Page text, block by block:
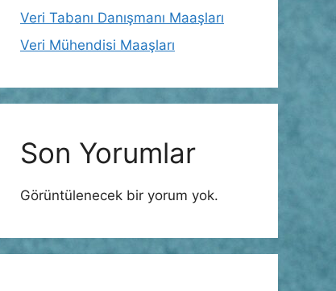
Veri Tabanı Danışmanı Maaşları
Veri Mühendisi Maaşları
Son Yorumlar
Görüntülenecek bir yorum yok.